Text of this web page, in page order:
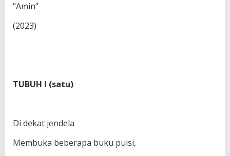
“Amin”
(2023)
TUBUH I (satu)
Di dekat jendela
Membuka beberapa buku puisi,